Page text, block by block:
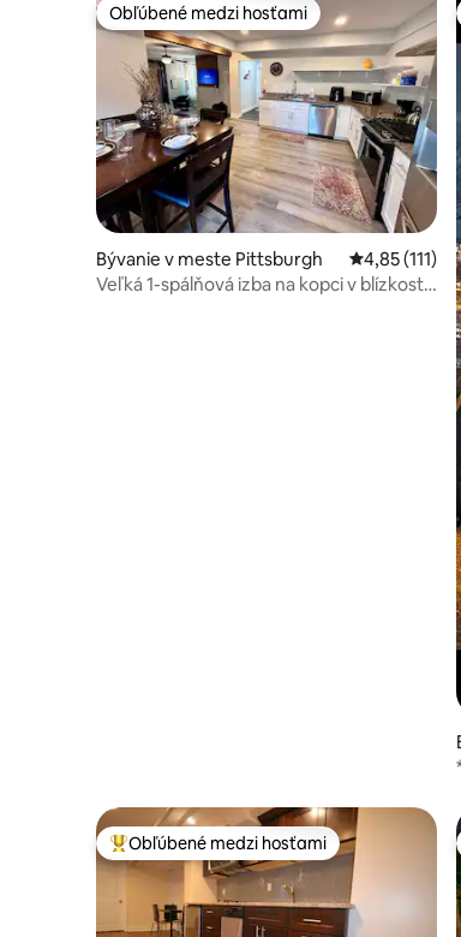
Obľúbené medzi hosťami
Obľúbené medzi hosťami
Bývanie v meste Pittsburgh Priemerné
4,85 (111)
Veľká 1-spálňová izba na kopci v blízkosti
Najobľúbenejšie medzi hosťami
Obľúbené medzi hosťami